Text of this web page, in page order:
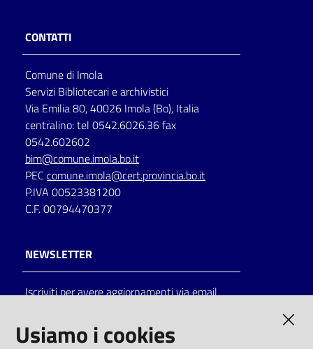
CONTATTI
Comune di Imola
Servizi Bibliotecari e archivistici
Via Emilia 80, 40026 Imola (Bo), Italia
centralino: tel 0542.6026.36 fax
0542.602602
bim@comune.imola.bo.it
PEC comune.imola@cert.provincia.bo.it
P.IVA 00523381200
C.F. 00794470377
NEWSLETTER
Iscriviti per avere aggiornamenti via email
Usiamo i cookies